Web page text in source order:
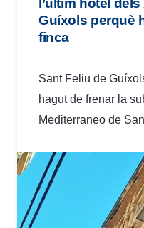
Guíxols perquè
finca
Sant Feliu de
hagut de frenar la
Mediterraneo de